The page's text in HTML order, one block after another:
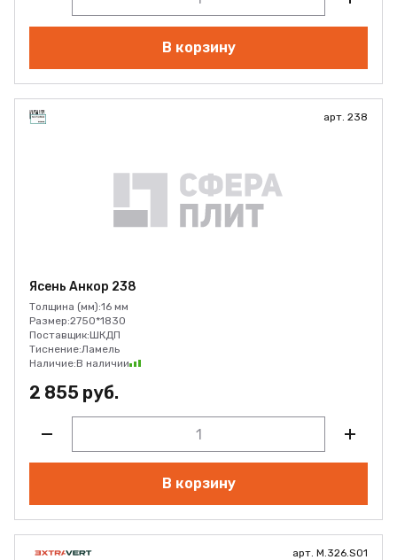
В корзину
арт. 238
Ясень Анкор 238
Толщина (мм):16 мм
Размер:2750*1830
Поставщик:ШКДП
Тиснение:Ламель
Наличие:В наличии
2 855 руб.
В корзину
арт. M.326.S01